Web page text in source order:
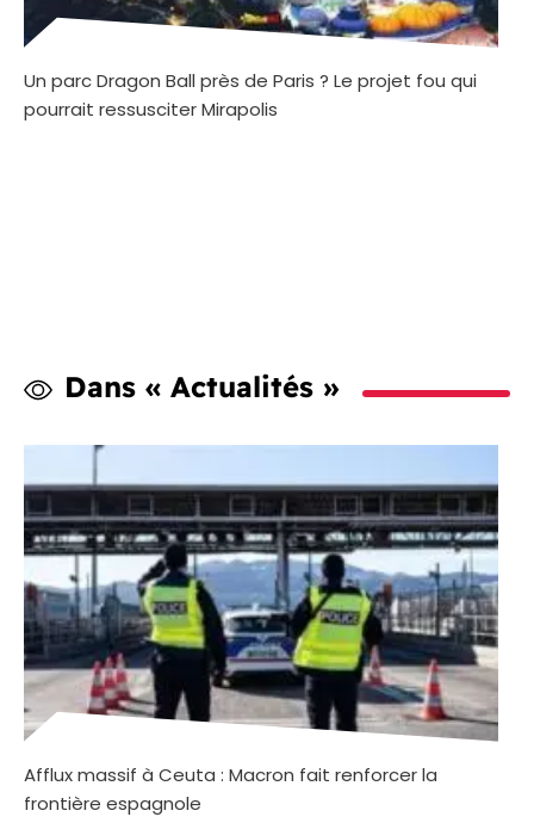
Un parc Dragon Ball près de Paris ? Le projet fou qui
pourrait ressusciter Mirapolis
Dans « Actualités »
Afflux massif à Ceuta : Macron fait renforcer la
frontière espagnole